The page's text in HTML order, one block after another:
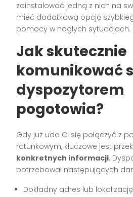
zainstalować jedną z nich na
mieć dodatkową opcję
pomocy w nagłych sytuacjach.
Jak skutecznie
komunikować
dyspozytorem
pogotowia?
Gdy już uda Ci się połączyć z
ratunkowym, kluczowe jest
konkretnych informacji.
potrzebował następujących
Dokładny adres lub